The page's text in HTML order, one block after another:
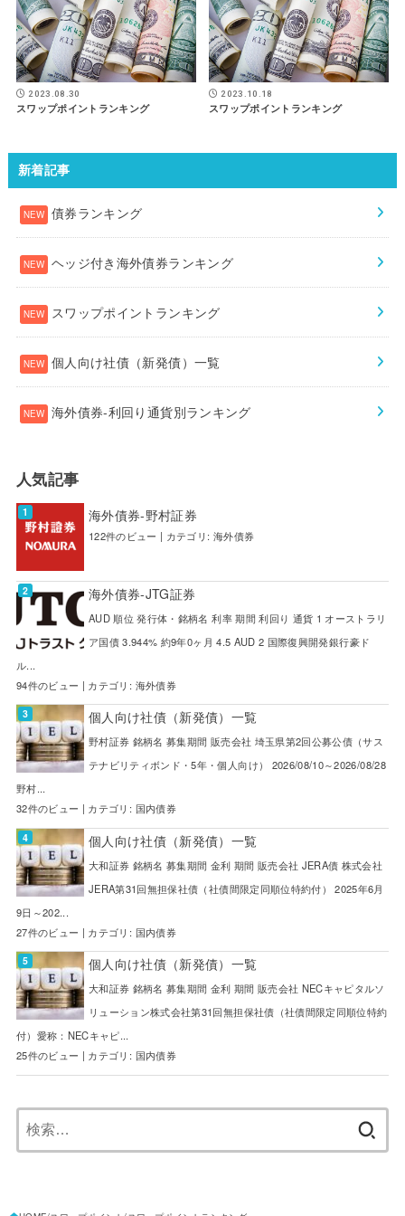
2023.08.30
スワップポイントランキング
2023.10.18
スワップポイントランキング
新着記事
債券ランキング
ヘッジ付き海外債券ランキング
スワップポイントランキング
個人向け社債（新発債）一覧
海外債券-利回り通貨別ランキング
人気記事
海外債券-野村証券
122件のビュー | カテゴリ: 海外債券
海外債券-JTG証券
AUD 順位 発行体・銘柄名 利率 期間 利回り 通貨 1 オーストラリ
ア国債 3.944% 約9年0ヶ月 4.5 AUD 2 国際復興開発銀行豪ド
ル...
94件のビュー | カテゴリ: 海外債券
個人向け社債（新発債）一覧
野村証券 銘柄名 募集期間 販売会社 埼玉県第2回公募公債（サス
テナビリティボンド・5年・個人向け） 2026/08/10～2026/08/28
野村...
32件のビュー | カテゴリ: 国内債券
個人向け社債（新発債）一覧
大和証券 銘柄名 募集期間 金利 期間 販売会社 JERA債 株式会社
JERA第31回無担保社債（社債間限定同順位特約付） 2025年6月
9日～202...
27件のビュー | カテゴリ: 国内債券
個人向け社債（新発債）一覧
大和証券 銘柄名 募集期間 金利 期間 販売会社 NECキャピタルソ
リューション株式会社第31回無担保社債（社債間限定同順位特約
付）愛称：NECキャピ...
25件のビュー | カテゴリ: 国内債券